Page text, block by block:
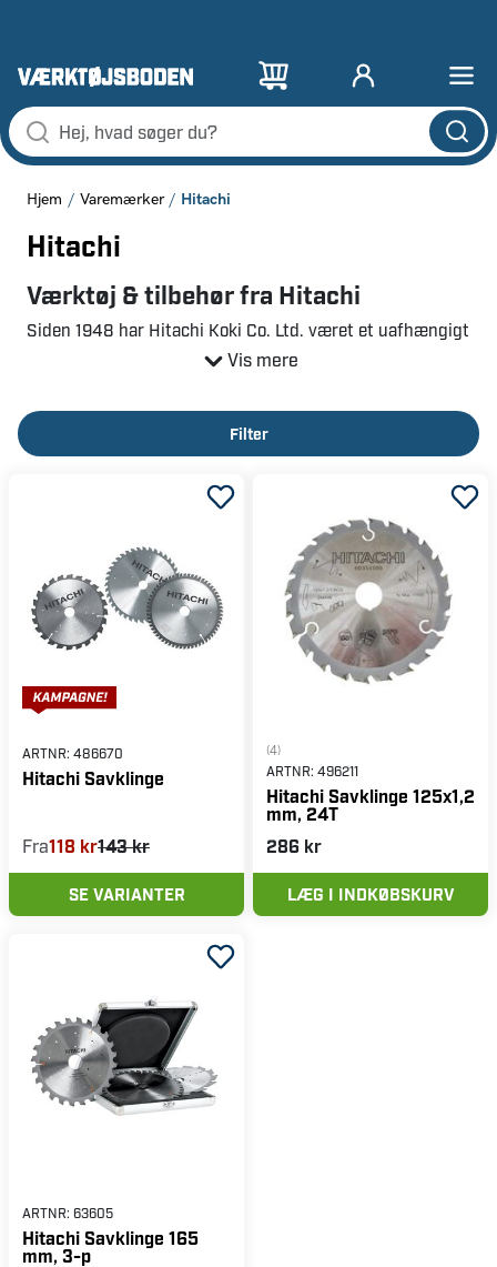
Hjem Varemærker Hitachi
Hitachi
Værktøj & tilbehør fra Hitachi
Siden 1948 har Hitachi Koki Co. Ltd. været et uafhængigt
selskab i den verdensomspændende Hitachi-koncern -
60 år, og er i løbet af disse år udviklet til en anerkendt
leverandør af højteknologiske kvalitetsprodukter.
Vis mere
Filter
ARTNR: 486670
Hitachi Savklinge
Fra118 kr143 kr
SE VARIANTER
(4)
ARTNR: 496211
Hitachi Savklinge 125x1,2
mm, 24T
286 kr
LÆG I INDKØBSKURV
ARTNR: 63605
Hitachi Savklinge 165
mm, 3-p